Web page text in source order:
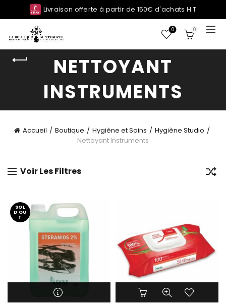
Livraison offerte à partir de 150€ d'achats H.T
0 0
NETTOYANT
INSTRUMENTS
Accueil Boutique Hygiène et Soins
Hygiène Studio
Nettoyant Instruments
Voir Les Filtres
SOL
D OU
T